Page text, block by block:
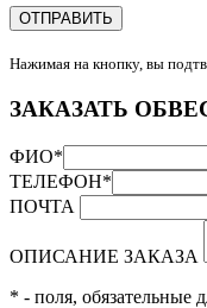
ОТПРАВИТЬ
Нажимая на кнопку, вы
ЗАКАЗАТЬ
ФИО*
ТЕЛЕФОН*
ПОЧТА
ОПИСАНИЕ ЗАКАЗА
* - поля, обязательные